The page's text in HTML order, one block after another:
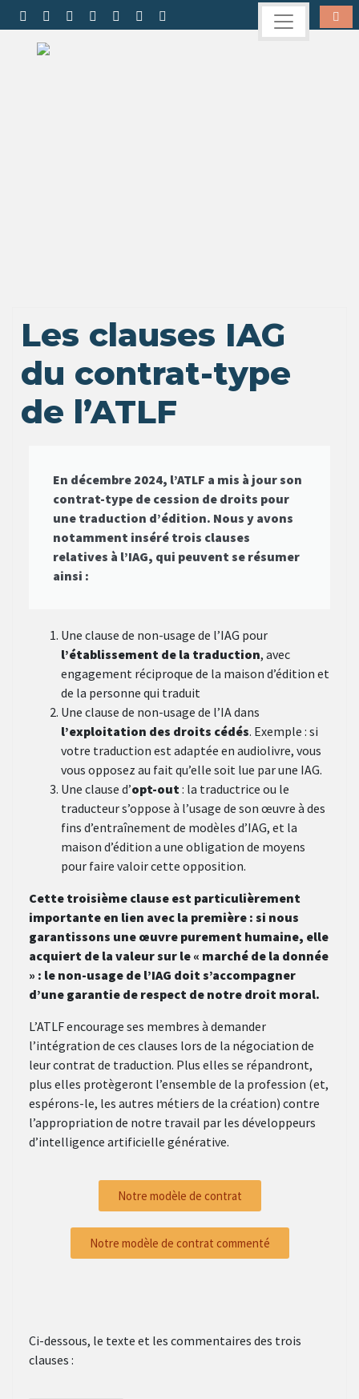
Les clauses IAG
du contrat-type
de l’ATLF
En décembre 2024, l’ATLF a mis à jour son
contrat-type de cession de droits pour
une traduction d’édition. Nous y avons
notamment inséré trois clauses
relatives à l’IAG, qui peuvent se résumer
ainsi :
Une clause de non-usage de l’IAG pour
l’établissement de la traduction, avec
engagement réciproque de la maison d’édition et
de la personne qui traduit
Une clause de non-usage de l’IA dans
l’exploitation des droits cédés. Exemple : si
votre traduction est adaptée en audiolivre, vous
vous opposez au fait qu’elle soit lue par une IAG.
Une clause d’opt-out: la traductrice ou le
traducteur s’oppose à l’usage de son œuvre à des
fins d’entraînement de modèles d’IAG, et la
maison d’édition a une obligation de moyens
pour faire valoir cette opposition.
Cette troisième clause est particulièrement
importante en lien avec la première : si nous
garantissons une œuvre purement humaine, elle
acquiert de la valeur sur le « marché de la donnée
» : le non-usage de l’IAG doit s’accompagner
d’une garantie de respect de notre droit moral.
L’ATLF encourage ses membres à demander
l’intégration de ces clauses lors de la négociation de
leur contrat de traduction. Plus elles se répandront,
plus elles protègeront l’ensemble de la profession (et,
espérons-le, les autres métiers de la création) contre
l’appropriation de notre travail par les développeurs
d’intelligence artificielle générative.
Notre modèle de contrat
Notre modèle de contrat commenté
Ci-dessous, le texte et les commentaires des trois
clauses :